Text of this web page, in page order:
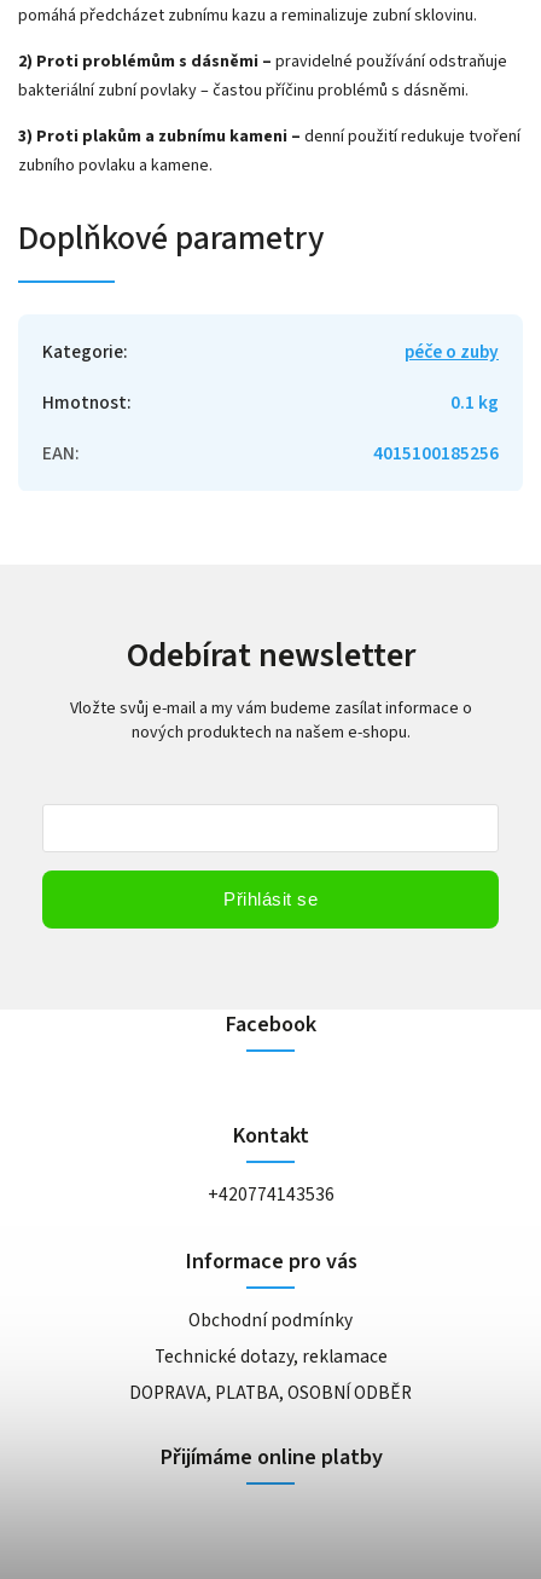
pomáhá předcházet zubnímu kazu a reminalizuje zubní sklovinu.
2) Proti problémům s dásněmi – pravidelné používání odstraňuje
bakteriální zubní povlaky – častou příčinu problémů s dásněmi.
3) Proti plakům a zubnímu kameni – denní použití redukuje tvoření
zubního povlaku a kamene.
Doplňkové parametry
Kategorie:
péče o zuby
Hmotnost:
0.1 kg
EAN: 4015100185256
Odebírat newsletter
Vložte svůj e-mail a my vám budeme zasílat informace o
nových produktech na našem e-shopu.
Přihlásit se
Facebook
Kontakt
+420774143536
Informace pro vás
Obchodní podmínky
Technické dotazy, reklamace
DOPRAVA, PLATBA, OSOBNÍ ODBĚR
Přijímáme online platby